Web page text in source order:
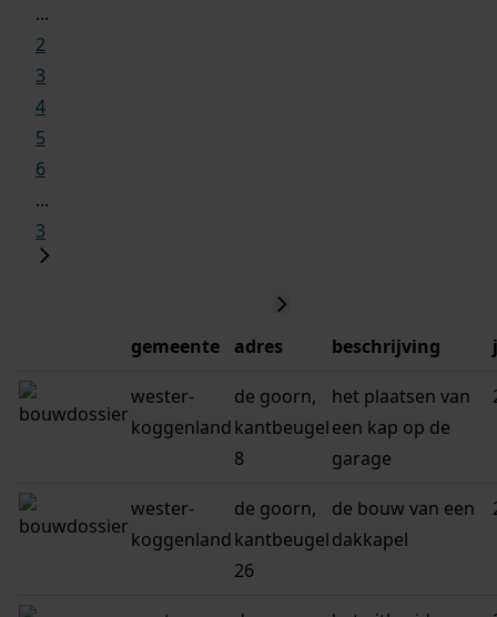
...
2
3
4
5
6
...
3
gemeente adres beschrijving
wester-
koggenland
de goorn,
kantbeugel
8
het plaatsen van
een kap op de
garage
wester-
koggenland
de goorn,
kantbeugel
26
de bouw van een
dakkapel